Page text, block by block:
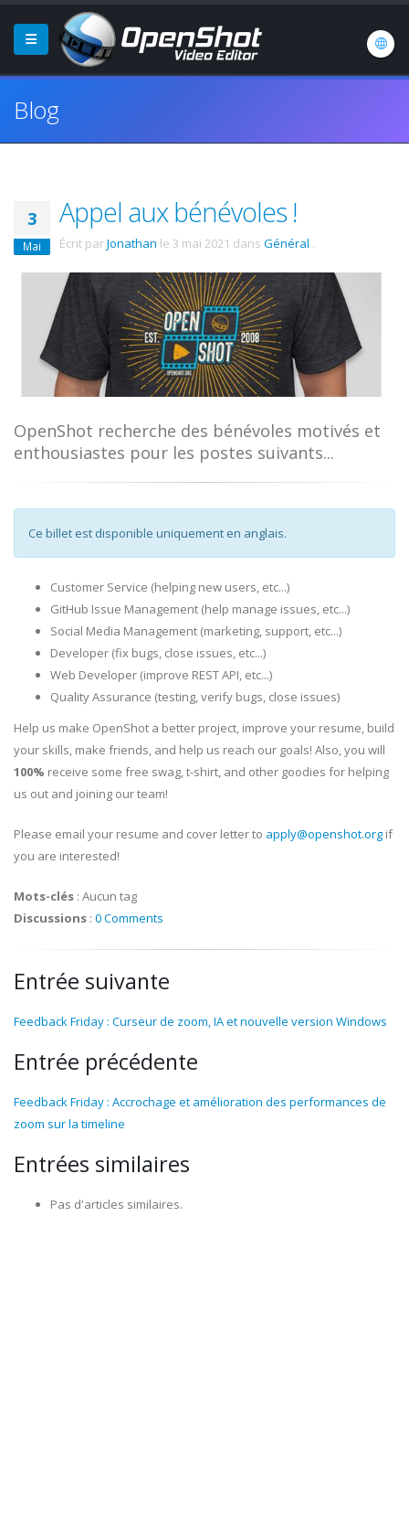
Blog
3
Mai
Appel aux bénévoles !
Écrit parJonathan le 3 mai 2021 dans Général .
OpenShot recherche des bénévoles motivés et
enthousiastes pour les postes suivants...
Ce billet est disponible uniquement en anglais.
Customer Service (helping new users, etc...)
GitHub Issue Management (help manage issues, etc...)
Social Media Management (marketing, support, etc...)
Developer (fix bugs, close issues, etc...)
Web Developer (improve REST API, etc...)
Quality Assurance (testing, verify bugs, close issues)
Help us make OpenShot a better project, improve your resume, build
your skills, make friends, and help us reach our goals! Also, you will
100% receive some free swag, t-shirt, and other goodies for helping
us out and joining our team!
Please email your resume and cover letter to apply@openshot.org if
you are interested!
Mots-clés : Aucun tag
Discussions : 0 Comments
Entrée suivante
Feedback Friday : Curseur de zoom, IA et nouvelle version Windows
Entrée précédente
Feedback Friday : Accrochage et amélioration des performances de
zoom sur la timeline
Entrées similaires
Pas d'articles similaires.